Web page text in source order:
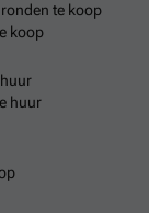
te koop
koop
huur